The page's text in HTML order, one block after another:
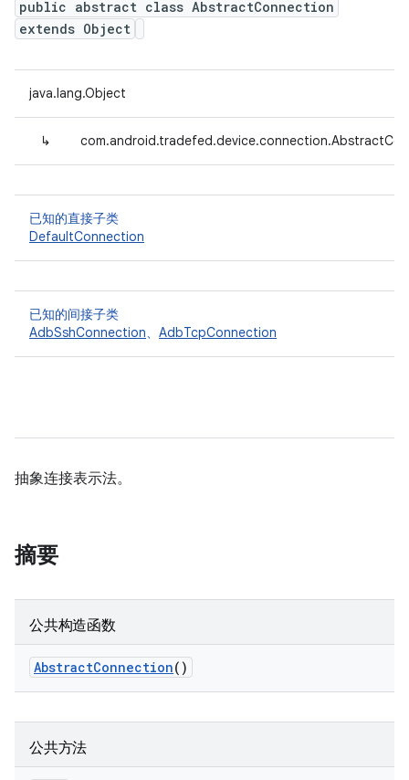
public abstract class AbstractConnection
extends Object
java.lang.Object
↳
已知的直接子类
DefaultConnection
已知的间接子类
AdbSshConnection、 AdbTcpConnection
抽象连接表示法。
摘要
公共构造函数
AbstractConnection()
公共方法